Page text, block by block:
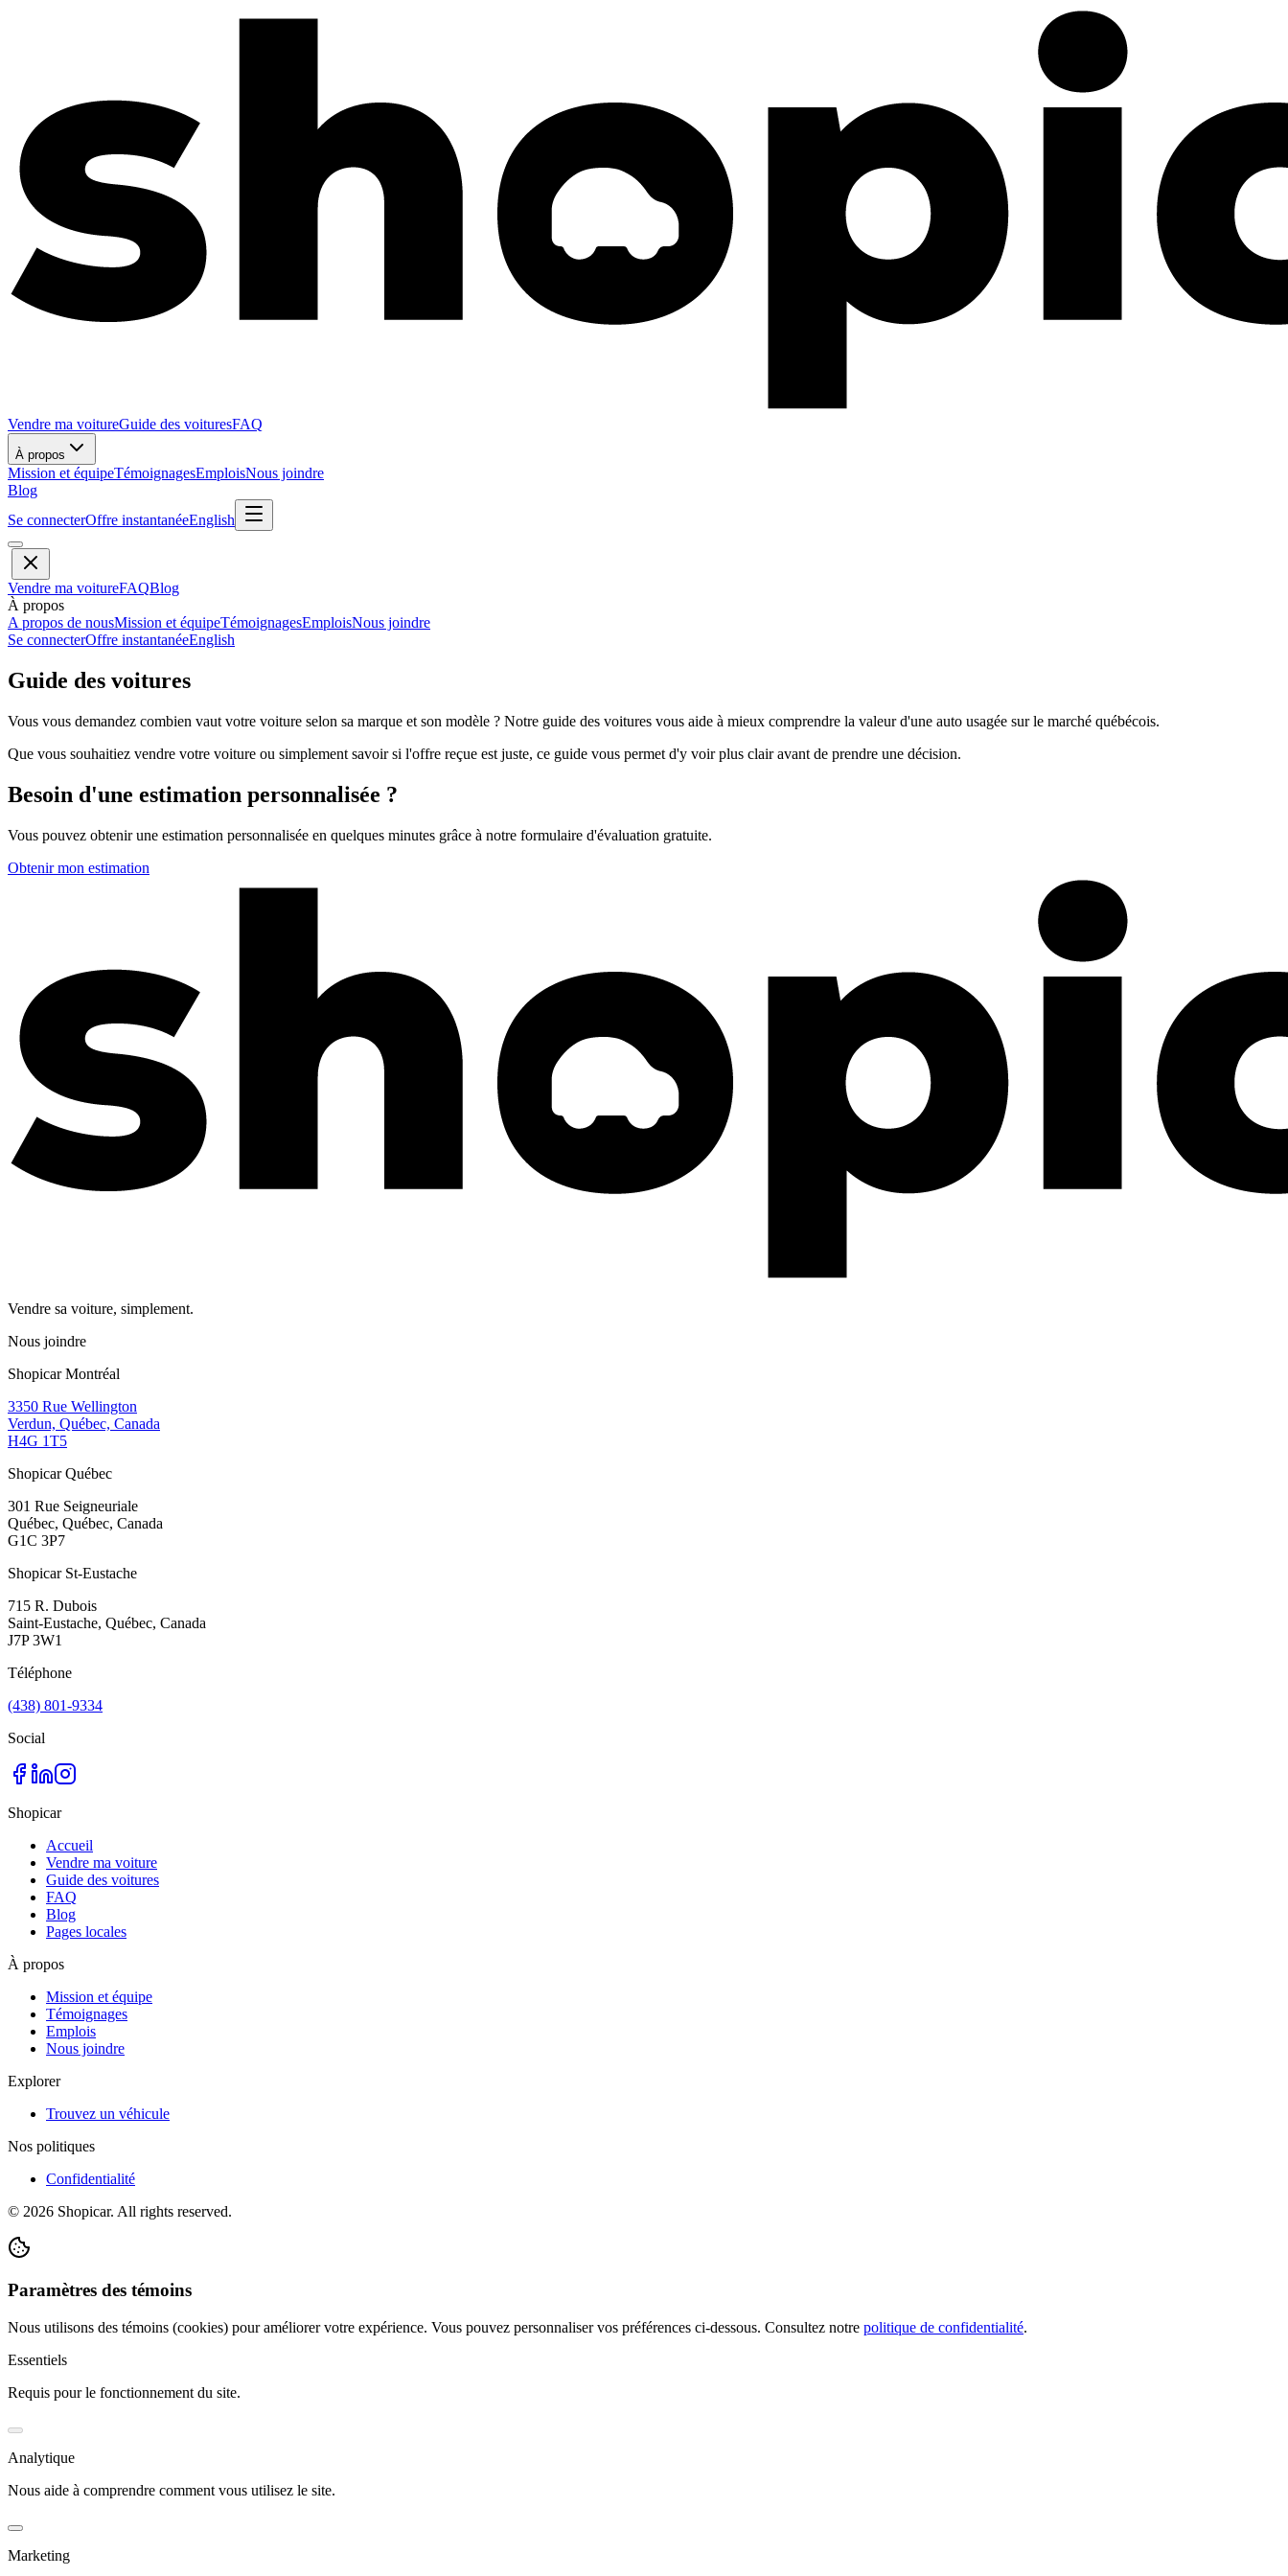
Vendre ma voitureGuide des voituresFAQ
À propos
Mission et équipeTémoignagesEmploisNous joindre
Blog
Se connecterOffre instantanéeEnglish
Vendre ma voitureFAQBlog
À propos
A propos de nousMission et équipeTémoignagesEmploisNous joindre
Se connecterOffre instantanéeEnglish
Guide des voitures
Vous vous demandez combien vaut votre voiture selon sa marque et son modèle ? Notre guide des voitures vous aide à mieux comprendre la valeur d'une auto usagée sur le marché québécois.
Que vous souhaitiez vendre votre voiture ou simplement savoir si l'offre reçue est juste, ce guide vous permet d'y voir plus clair avant de prendre une décision.
Besoin d'une estimation personnalisée ?
Vous pouvez obtenir une estimation personnalisée en quelques minutes grâce à notre formulaire d'évaluation gratuite.
Obtenir mon estimation
Vendre sa voiture, simplement.
Nous joindre
Shopicar Montréal
3350 Rue Wellington
Verdun, Québec, Canada
H4G 1T5
Shopicar Québec
301 Rue Seigneuriale
Québec, Québec, Canada
G1C 3P7
Shopicar St-Eustache
715 R. Dubois
Saint-Eustache, Québec, Canada
J7P 3W1
Téléphone
(438) 801-9334
Social
Shopicar
Accueil
Vendre ma voiture
Guide des voitures
FAQ
Blog
Pages locales
À propos
Mission et équipe
Témoignages
Emplois
Nous joindre
Explorer
Trouvez un véhicule
Nos politiques
Confidentialité
© 2026 Shopicar. All rights reserved.
Paramètres des témoins
Nous utilisons des témoins (cookies) pour améliorer votre expérience. Vous pouvez personnaliser vos préférences ci-dessous. Consultez notre politique de confidentialité.
Essentiels
Requis pour le fonctionnement du site.
Analytique
Nous aide à comprendre comment vous utilisez le site.
Marketing